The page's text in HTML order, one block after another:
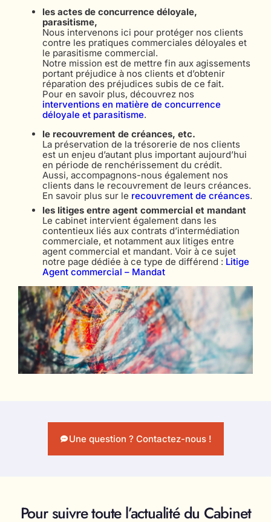
les actes de concurrence déloyale,
parasitisme,
Nous intervenons ici pour protéger nos clients
contre les pratiques commerciales déloyales et
le parasitisme commercial.
Notre mission est de mettre fin aux agissements
portant préjudice à nos clients et d’obtenir
réparation des préjudices subis de ce fait.
Pour en savoir plus, découvrez nos
interventions en matière de concurrence
déloyale et parasitisme.
le recouvrement de créances, etc.
La préservation de la trésorerie de nos clients
est un enjeu d’autant plus important aujourd’hui
en période de renchérissement du crédit.
Aussi, accompagnons-nous également nos
clients dans le recouvrement de leurs créances.
En savoir plus sur le recouvrement de créances.
les litiges entre agent commercial et mandant
Le cabinet intervient également dans les
contentieux liés aux contrats d’intermédiation
commerciale, et notamment aux litiges entre
agent commercial et mandant. Voir à ce sujet
notre page dédiée à ce type de différend : Litige
Agent commercial – Mandat
Une question ? Contactez-nous !
Pour suivre toute l’actualité du Cabinet